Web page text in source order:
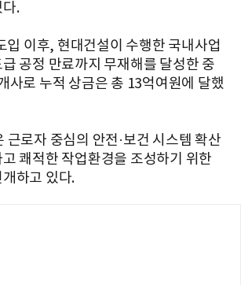
.
입 이후, 현대건설이 수행한 국내사업
공정 만료까지 무재해를 달성한 중
사로 누적 상금은 총 13억여원에 달했
근로자 중심의 안전·보건 시스템 확산
쾌적한 작업환경을 조성하기 위한
하고 있다.